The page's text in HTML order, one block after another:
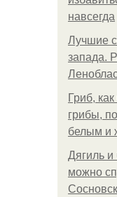
навсегда
Лучшие
запада.
Гриб,
грибы,
белым и
Дягиль
можно